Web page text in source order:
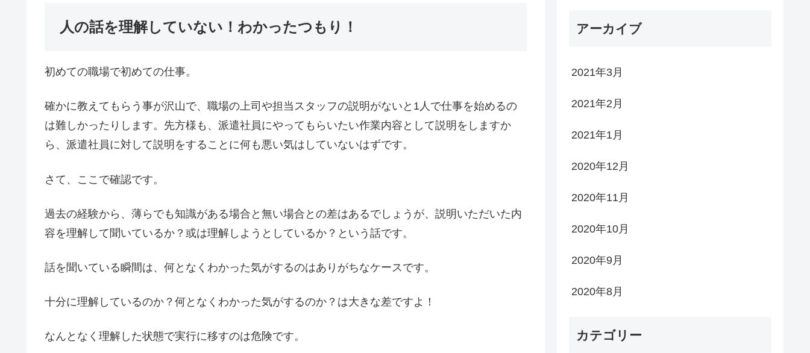
人の話を理解していない！わかったつもり！
初めての職場で初めての仕事。
確かに教えてもらう事が沢山で、職場の上司や担当スタッフの説明がないと1人で仕事を始めるの
は難しかったりします。先方様も、派遣社員にやってもらいたい作業内容として説明をしますか
ら、派遣社員に対して説明をすることに何も悪い気はしていないはずです。
さて、ここで確認です。
過去の経験から、薄らでも知識がある場合と無い場合との差はあるでしょうが、説明いただいた内
容を理解して聞いているか？或は理解しようとしているか？という話です。
話を聞いている瞬間は、何となくわかった気がするのはありがちなケースです。
十分に理解しているのか？何となくわかった気がするのか？は大きな差ですよ！
なんとなく理解した状態で実行に移すのは危険です。
アーカイブ
2021年3月
2021年2月
2021年1月
2020年12月
2020年11月
2020年10月
2020年9月
2020年8月
カテゴリー